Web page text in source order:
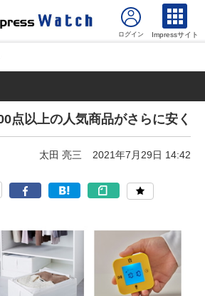
Impressサイト
点以上の人気商品がさらに安く
太田 亮三 2021年7月29日 14:42